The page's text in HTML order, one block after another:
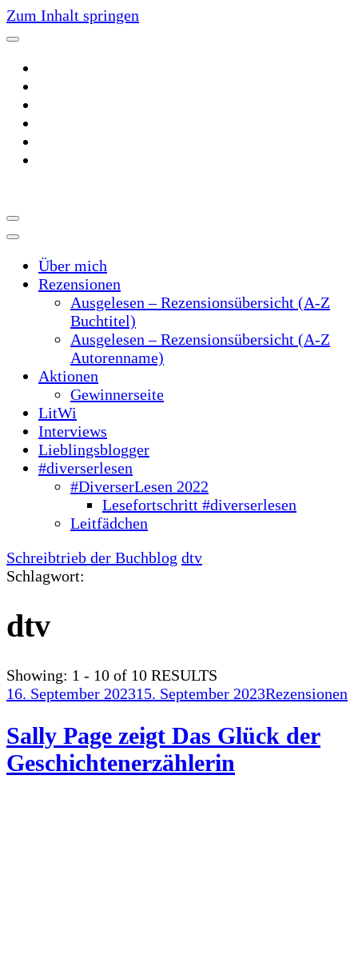
Zum Inhalt springen
~Schreibtrieb~
Über mich
Rezensionen
Ausgelesen – Rezensionsübersicht (A-Z
Buchtitel)
Ausgelesen – Rezensionsübersicht (A-Z
Autorenname)
Aktionen
Gewinnerseite
LitWi
Interviews
Lieblingsblogger
#diverserlesen
#DiverserLesen 2022
Lesefortschritt #diverserlesen
Leitfädchen
Schreibtrieb der Buchblog dtv
Schlagwort:
dtv
Showing: 1 - 10 of 10 RESULTS
16. September 202315. September 2023Rezensionen
Sally Page zeigt Das Glück der
Geschichtenerzählerin